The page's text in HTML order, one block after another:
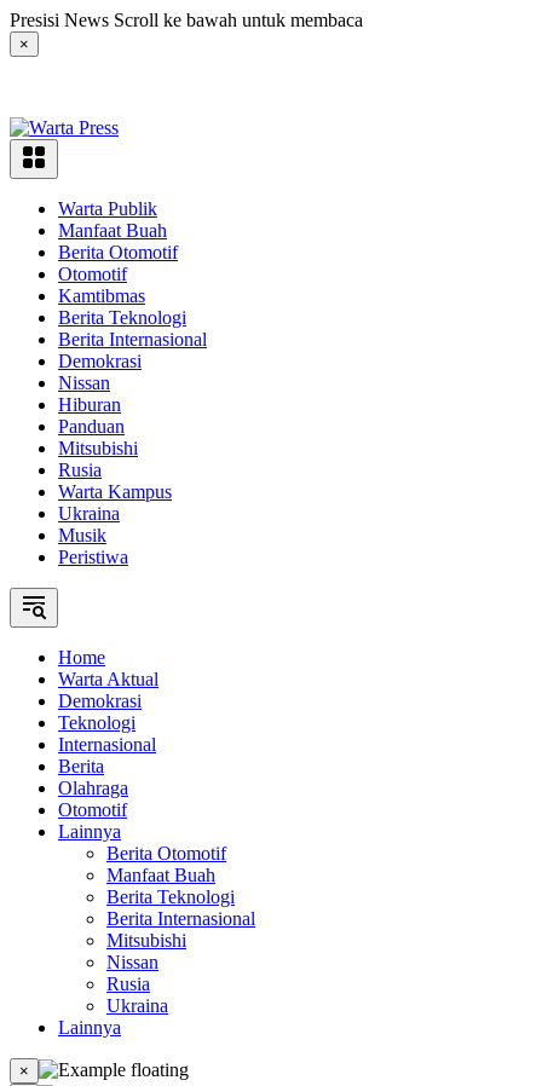
Langsung
ke
konten
Presisi News Scroll ke bawah untuk membaca
×
Warta Publik
Manfaat Buah
Berita Otomotif
Otomotif
Kamtibmas
Berita Teknologi
Berita Internasional
Demokrasi
Nissan
Hiburan
Panduan
Mitsubishi
Rusia
Warta Kampus
Ukraina
Musik
Peristiwa
Home
Warta Aktual
Demokrasi
Teknologi
Internasional
Berita
Olahraga
Otomotif
Lainnya
Berita Otomotif
Manfaat Buah
Berita Teknologi
Berita Internasional
Mitsubishi
Nissan
Rusia
Ukraina
Lainnya
×